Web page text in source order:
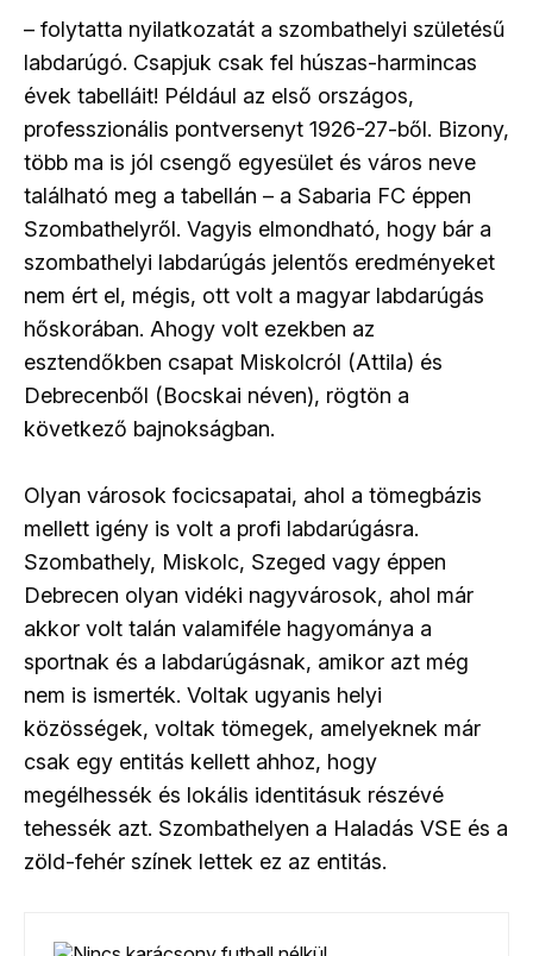
– folytatta nyilatkozatát a szombathelyi születésű
labdarúgó. Csapjuk csak fel húszas-harmincas
évek tabelláit! Például az első országos,
professzionális pontversenyt 1926-27-ből. Bizony,
több ma is jól csengő egyesület és város neve
található meg a tabellán – a Sabaria FC éppen
Szombathelyről. Vagyis elmondható, hogy bár a
szombathelyi labdarúgás jelentős eredményeket
nem ért el, mégis, ott volt a magyar labdarúgás
hőskorában. Ahogy volt ezekben az
esztendőkben csapat Miskolcról (Attila) és
Debrecenből (Bocskai néven), rögtön a
következő bajnokságban.
Olyan városok focicsapatai, ahol a tömegbázis
mellett igény is volt a profi labdarúgásra.
Szombathely, Miskolc, Szeged vagy éppen
Debrecen olyan vidéki nagyvárosok, ahol már
akkor volt talán valamiféle hagyománya a
sportnak és a labdarúgásnak, amikor azt még
nem is ismerték. Voltak ugyanis helyi
közösségek, voltak tömegek, amelyeknek már
csak egy entitás kellett ahhoz, hogy
megélhessék és lokális identitásuk részévé
tehessék azt. Szombathelyen a Haladás VSE és a
zöld-fehér színek lettek ez az entitás.